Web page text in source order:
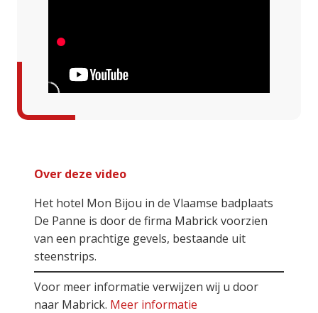
Over deze video
Het hotel Mon Bijou in de Vlaamse badplaats
De Panne is door de firma Mabrick voorzien
van een prachtige gevels, bestaande uit
steenstrips.
Voor meer informatie verwijzen wij u door
naar Mabrick. Meer informatie